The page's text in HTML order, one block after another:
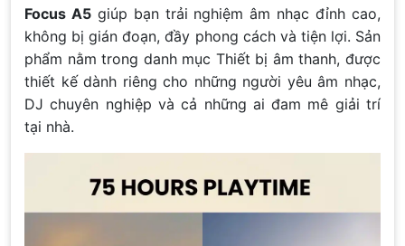
Focus A5giúp bạn trải nghiệm âm nhạc đỉnh cao,
không bị gián đoạn, đầy phong cách và tiện lợi. Sản
phẩm nằm trong danh mục Thiết bị âm thanh, được
thiết kế dành riêng cho những người yêu âm nhạc,
DJ chuyên nghiệp và cả những ai đam mê giải trí
tại nhà.